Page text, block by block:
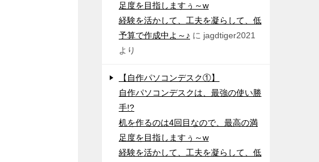
足度を目指しますぅ～w
経験を活かして、工夫を凝らして、低
予算で作成中よ～♪ に jagdtiger2021
より
【自作パソコンデスク①】
自作パソコンデスクは、最強の使い勝
手!?
机を作るのは4回目なので、最高の満
足度を目指しますぅ～w
経験を活かして、工夫を凝らして、低